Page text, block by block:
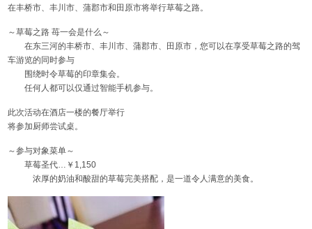
在丰桥市、丰川市、蒲郡市和田原市将举行草莓之路。
～草莓之路 苺一会是什么～
在东三河的丰桥市、丰川市、蒲郡市、田原市，您可以在享受草莓之路的驾
车游览的同时参与
围绕时令草莓的印章集会。
任何人都可以仅通过智能手机参与。
此次活动在酒店一楼的餐厅举行
将参加厨师尝试桌。
～参与对象菜单～
草莓圣代…￥1,150
浓厚的奶油和酸甜的草莓完美搭配，是一道令人满意的美食。